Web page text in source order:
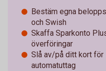
Bestäm egna
och Swish
Skaffa Sparkonto
överföringar
Slå av/på ditt kort för
automatuttag